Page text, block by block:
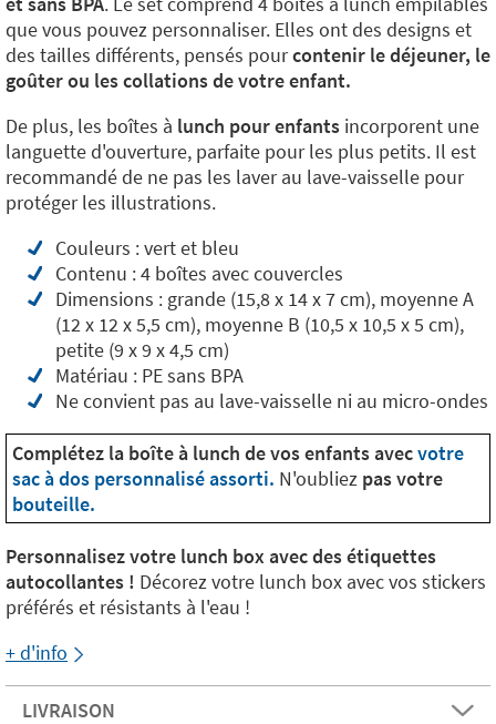
que vous pouvez personnaliser. Elles ont des designs et
des tailles différents, pensés pourcontenir le déjeuner, le
goûter ou les collations de votre enfant.
De plus, les boîtes à lunch pour enfants incorporent une
languette d'ouverture, parfaite pour les plus petits. Il est
recommandé de ne pas les laver au lave-vaisselle pour
protéger les illustrations.
Couleurs : vert et bleu
Contenu : 4 boîtes avec couvercles
Dimensions : grande (15,8 x 14 x 7 cm), moyenne A
(12 x 12 x 5,5 cm), moyenne B (10,5 x 10,5 x 5 cm),
petite (9 x 9 x 4,5 cm)
Matériau : PE sans BPA
Ne convient pas au lave-vaisselle ni au micro-ondes
Complétez la boîte à lunch de vos enfants avecvotre
sac à dos personnalisé assorti. N'oubliez pas votre
bouteille.
Personnalisez votre lunch box avec des étiquettes
autocollantes ! Décorez votre lunch box avec vos stickers
préférés et résistants à l'eau !
+ d'info
LIVRAISON